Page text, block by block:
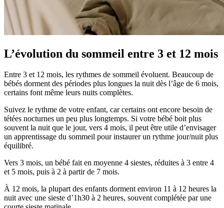
L’évolution du sommeil entre 3 et 12 mois
Entre 3 et 12 mois, les rythmes de sommeil évoluent. Beaucoup de
bébés dorment des périodes plus longues la nuit dès l’âge de 6 mois,
certains font même leurs nuits complètes.
Suivez le rythme de votre enfant, car certains ont encore besoin de
tétées nocturnes un peu plus longtemps. Si votre bébé boit plus
souvent la nuit que le jour, vers 4 mois, il peut être utile d’envisager
un apprentissage du sommeil pour instaurer un rythme jour/nuit plus
équilibré.
Vers 3 mois, un bébé fait en moyenne 4 siestes, réduites à 3 entre 4
et 5 mois, puis à 2 à partir de 7 mois.
À 12 mois, la plupart des enfants dorment environ 11 à 12 heures la
nuit avec une sieste d’1h30 à 2 heures, souvent complétée par une